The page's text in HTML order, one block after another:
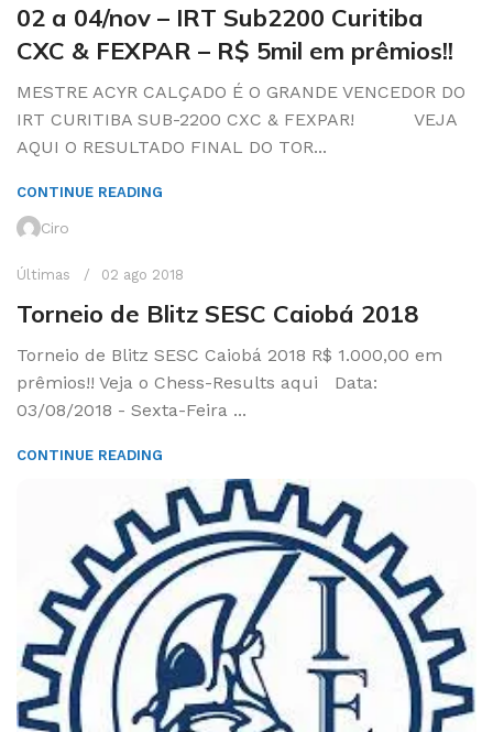
02 a 04/nov – IRT Sub2200 Curitiba
CXC & FEXPAR – R$ 5mil em prêmios!!
MESTRE ACYR CALÇADO É O GRANDE VENCEDOR DO
IRT CURITIBA SUB-2200 CXC & FEXPAR! VEJA
AQUI O RESULTADO FINAL DO TOR...
CONTINUE READING
Ciro
Últimas 02 ago 2018
Torneio de Blitz SESC Caiobá 2018
Torneio de Blitz SESC Caiobá 2018 R$ 1.000,00 em
prêmios!! Veja o Chess-Results aqui Data:
03/08/2018 - Sexta-Feira ...
CONTINUE READING